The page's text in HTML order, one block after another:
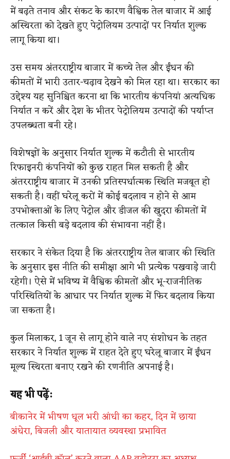
में बढ़ते तनाव और संकट के कारण वैश्विक तेल बाजार में आई
अस्थिरता को देखते हुए पेट्रोलियम उत्पादों पर निर्यात शुल्क
लागू किया था।
उस समय अंतरराष्ट्रीय बाजार में कच्चे तेल और ईंधन की
कीमतों में भारी उतार-चढ़ाव देखने को मिल रहा था। सरकार का
उद्देश्य यह सुनिश्चित करना था कि भारतीय कंपनियां अत्यधिक
निर्यात न करें और देश के भीतर पेट्रोलियम उत्पादों की पर्याप्त
उपलब्धता बनी रहे।
विशेषज्ञों के अनुसार निर्यात शुल्क में कटौती से भारतीय
रिफाइनरी कंपनियों को कुछ राहत मिल सकती है और
अंतरराष्ट्रीय बाजार में उनकी प्रतिस्पर्धात्मक स्थिति मजबूत हो
सकती है। वहीं घरेलू करों में कोई बदलाव न होने से आम
उपभोक्ताओं के लिए पेट्रोल और डीजल की खुदरा कीमतों में
तत्काल किसी बड़े बदलाव की संभावना नहीं है।
सरकार ने संकेत दिया है कि अंतरराष्ट्रीय तेल बाजार की स्थिति
के अनुसार इस नीति की समीक्षा आगे भी प्रत्येक पखवाड़े जारी
रहेगी। ऐसे में भविष्य में वैश्विक कीमतों और भू-राजनीतिक
परिस्थितियों के आधार पर निर्यात शुल्क में फिर बदलाव किया
जा सकता है।
कुल मिलाकर, 1 जून से लागू होने वाले नए संशोधन के तहत
सरकार ने निर्यात शुल्क में राहत देते हुए घरेलू बाजार में ईंधन
मूल्य स्थिरता बनाए रखने की रणनीति अपनाई है।
यह भी पढ़ें:
बीकानेर में भीषण धूल भरी आंधी का कहर, दिन में छाया
अंधेरा, बिजली और यातायात व्यवस्था प्रभावित